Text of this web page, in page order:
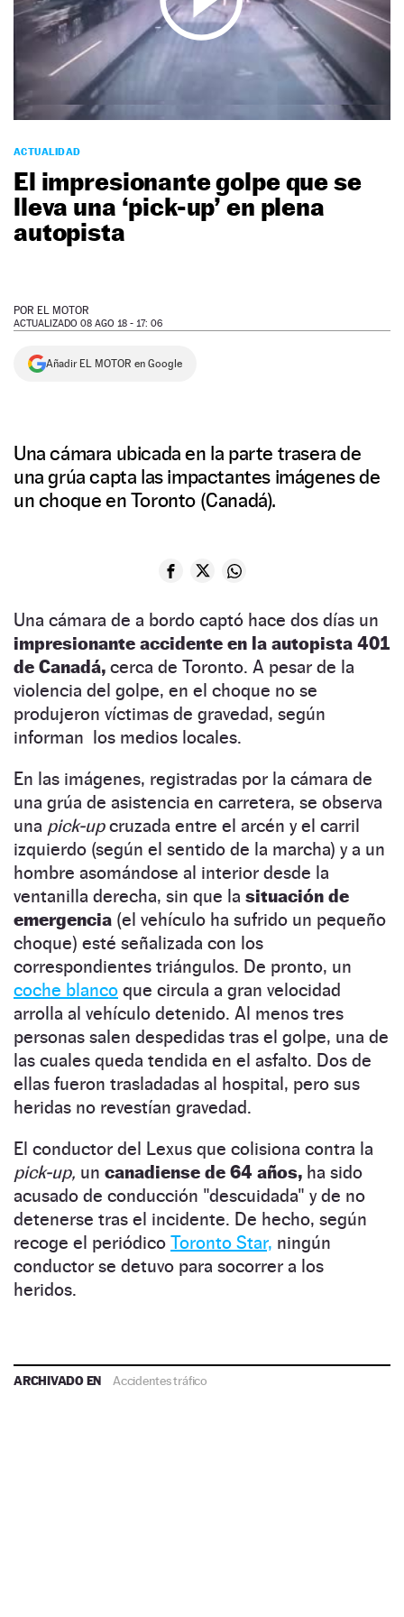
NEWSLETTER
ACTUALIDAD
El impresionante golpe que se
lleva una ‘pick-up’ en plena
autopista
POR EL MOTOR
ACTUALIZADO 08 AGO 18 - 17: 06
Añadir EL MOTOR en Google
Una cámara ubicada en la parte trasera de
una grúa capta las impactantes imágenes de
un choque en Toronto (Canadá).
Una cámara de a bordo captó hace dos días un
impresionante accidente en la autopista 401
de Canadá, cerca de Toronto. A pesar de la
violencia del golpe, en el choque no se
produjeron víctimas de gravedad, según
informan los medios locales.
En las imágenes, registradas por la cámara de
una grúa de asistencia en carretera, se observa
una pick-upcruzada entre el arcén y el carril
izquierdo (según el sentido de la marcha) y a un
hombre asomándose al interior desde la
ventanilla derecha, sin que la situación de
emergencia (el vehículo ha sufrido un pequeño
choque) esté señalizada con los
correspondientes triángulos. De pronto, un
coche blanco que circula a gran velocidad
arrolla al vehículo detenido. Al menos tres
personas salen despedidas tras el golpe, una de
las cuales queda tendida en el asfalto. Dos de
ellas fueron trasladadas al hospital, pero sus
heridas no revestían gravedad.
El conductor del Lexus que colisiona contra la
pick-up, un canadiense de 64 años, ha sido
acusado de conducción "descuidada" y de no
detenerse tras el incidente. De hecho, según
recoge el periódico Toronto Star, ningún
conductor se detuvo para socorrer a los
heridos.
ARCHIVADO EN Accidentes tráfico